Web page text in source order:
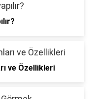
ve Özellikleri